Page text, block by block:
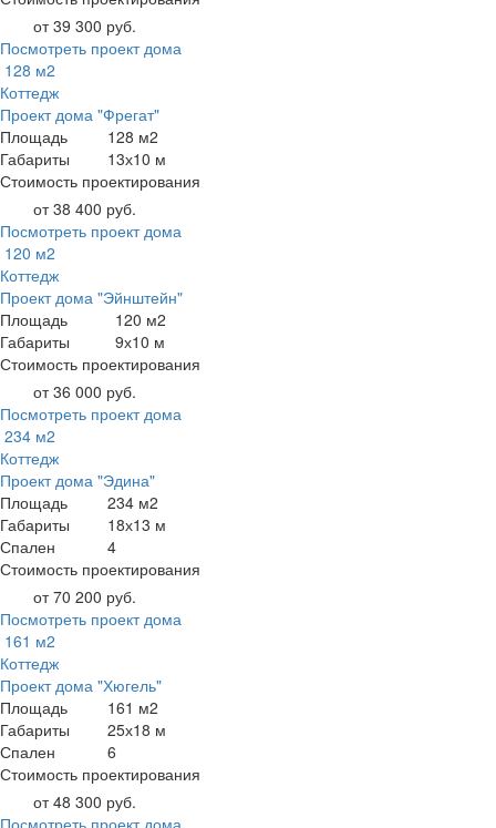
от 39 300 руб.
Посмотреть проект дома
128 м2
Коттедж
Проект дома "Фрегат"
Площадь
128 м2
Габариты
13х10 м
Стоимость проектирования
от 38 400 руб.
Посмотреть проект дома
120 м2
Коттедж
Проект дома "Эйнштейн"
Площадь
120 м2
Габариты
9х10 м
Стоимость проектирования
от 36 000 руб.
Посмотреть проект дома
234 м2
Коттедж
Проект дома "Эдина"
Площадь
234 м2
Габариты
18х13 м
Спален
4
Стоимость проектирования
от 70 200 руб.
Посмотреть проект дома
161 м2
Коттедж
Проект дома "Хюгель"
Площадь
161 м2
Габариты
25х18 м
Спален
6
Стоимость проектирования
от 48 300 руб.
Посмотреть проект дома